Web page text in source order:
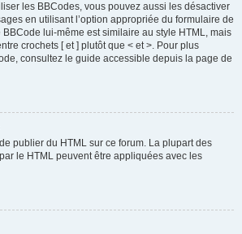
les BBCodes, vous pouvez aussi les désactiver
en utilisant l’option appropriée du formulaire de
lui-même est similaire au style HTML, mais
crochets [ et ] plutôt que < et >. Pour plus
consultez le guide accessible depuis la page de
publier du HTML sur ce forum. La plupart des
le HTML peuvent être appliquées avec les